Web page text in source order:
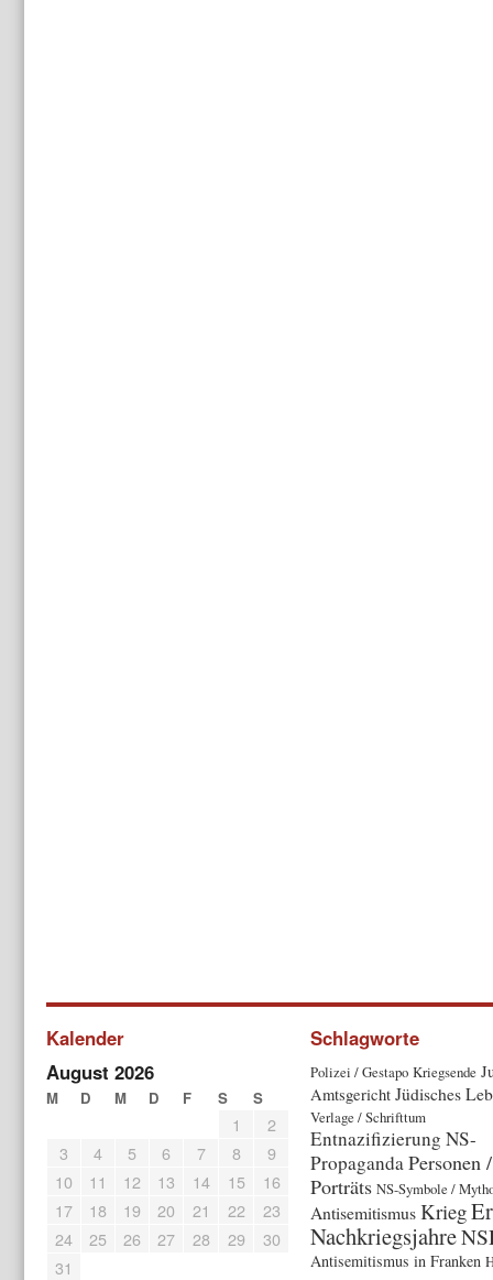
Kalender
August 2026
M D M D F S S
1
2
3
4 5 6 7 8
9
10
11 12 13 14 15
16
17
18 19 20 21 22
23
24
25 26 27 28 29
30
31
Schlagworte
Polizei / Gestapo Kriegsende
Amtsgericht Jüdisches
Verlage / Schrifttum
Entnazifizierung NS-
Propaganda Personen /
Porträts NS-Symbole /
AntisemitismusKrieg
Nachkriegsjahre
Antisemitismus in Franken